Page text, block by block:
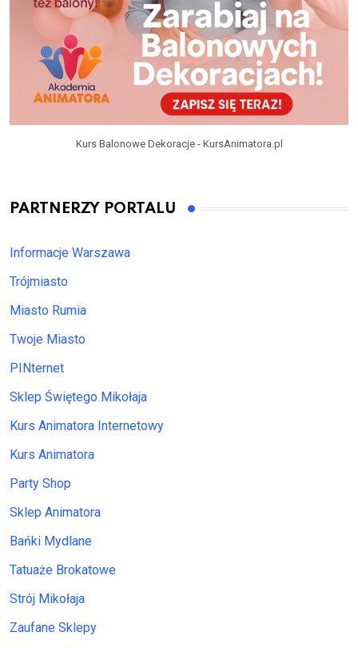
Kurs Balonowe Dekoracje - KursAnimatora.pl
PARTNERZY PORTALU
Informacje Warszawa
Trójmiasto
Miasto Rumia
Twoje Miasto
PINternet
Sklep Świętego Mikołaja
Kurs Animatora Internetowy
Kurs Animatora
Party Shop
Sklep Animatora
Bańki Mydlane
Tatuaże Brokatowe
Strój Mikołaja
Zaufane Sklepy